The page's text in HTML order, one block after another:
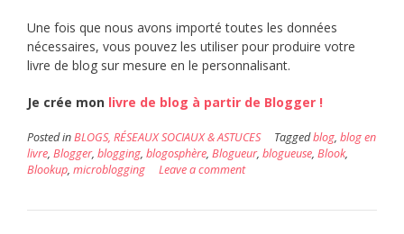
Une fois que nous avons importé toutes les données
nécessaires, vous pouvez les utiliser pour produire votre
livre de blog sur mesure en le personnalisant.
Je crée mon livre de blog à partir de Blogger !
Posted inBLOGS, RÉSEAUX SOCIAUX & ASTUCES Taggedblog, blog en
livre, Blogger, blogging, blogosphère, Blogueur, blogueuse, Blook,
Blookup, microblogging Leave a comment